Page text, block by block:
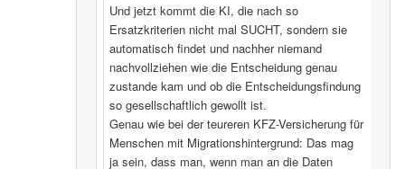
Und jetzt kommt die KI, die nach so
Ersatzkriterien nicht mal SUCHT, sondern sie
automatisch findet und nachher niemand
nachvollziehen wie die Entscheidung genau
zustande kam und ob die Entscheidungsfindung
so gesellschaftlich gewollt ist.
Genau wie bei der teureren KFZ-Versicherung für
Menschen mit Migrationshintergrund: Das mag
ja sein, dass man, wenn man an die Daten